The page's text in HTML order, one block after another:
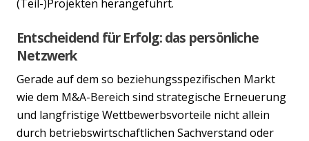
(Teil-)Projekten herangeführt.
Entscheidend für Erfolg: das persönliche
Netzwerk
Gerade auf dem so beziehungsspezifischen Markt
wie dem M&A-Bereich sind strategische Erneuerung
und langfristige Wettbewerbsvorteile nicht allein
durch betriebswirtschaftlichen Sachverstand oder